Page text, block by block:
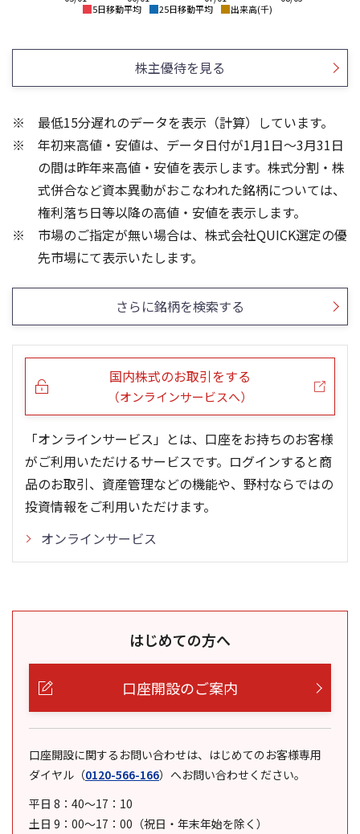
5日移動平均 25日移動平均 出来高(千)
25/12
25/10
25/08
25/06
25/04
500
1,000
24/01
23/01
22/01
21/01
500
1,000
株主優待を見る
最低15分遅れのデータを表示（計算）しています。
年初来高値・安値は、データ日付が1月1日～3月31日
の間は昨年来高値・安値を表示します。株式分割・株
式併合など資本異動がおこなわれた銘柄については、
権利落ち日等以降の高値・安値を表示します。
市場のご指定が無い場合は、株式会社QUICK選定の優
先市場にて表示いたします。
さらに銘柄を検索する
国内株式のお取引をする
（オンラインサービスへ）
「オンラインサービス」とは、口座をお持ちのお客様
がご利用いただけるサービスです。ログインすると商
品のお取引、資産管理などの機能や、野村ならではの
投資情報をご利用いただけます。
オンラインサービス
はじめての方へ
口座開設のご案内
口座開設に関するお問い合わせは、はじめてのお客様専用
ダイヤル （0120-566-166） へお問い合わせください。
平日 8：40～17：10
土日 9：00～17：00（祝日・年末年始を除く）